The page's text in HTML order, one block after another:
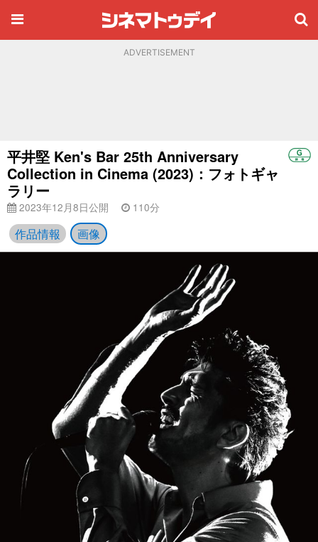
ADVERTISEMENT
平井堅 Ken's Bar 25th Anniversary
Collection in Cinema (2023)：フォトギャ
ラリー
2023年12月8日公開 110分
作品情報 画像